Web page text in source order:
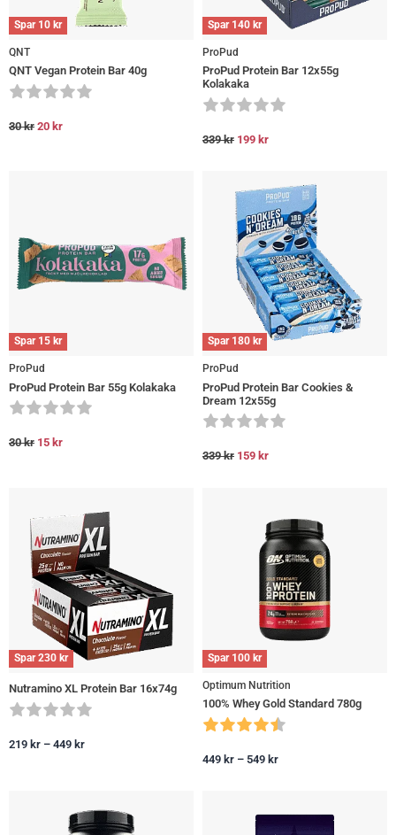
Spar 10 kr
QNT
QNT Vegan Protein Bar 40g
30kr 20 kr
Spar 140 kr
ProPud
ProPud Protein Bar 12x55g
Kolakaka
339kr 199 kr
Spar 15 kr
ProPud
ProPud Protein Bar 55g Kolakaka
30kr 15 kr
Spar 180 kr
ProPud
ProPud Protein Bar Cookies &
Dream 12x55g
339kr 159 kr
Spar230 kr
Nutramino XL Protein Bar 16x74g
219 kr – 449 kr
Spar 100 kr
Optimum Nutrition
100% Whey Gold Standard 780g
449 kr – 549 kr